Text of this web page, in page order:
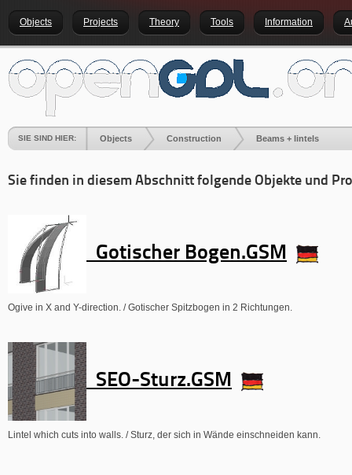
Objects Projects Theory Tools Information
SIE SIND HIER: Objects Construction Beams + lintels
Sie finden in diesem Abschnitt folgende Objekte und
Gotischer Bogen.GSM
Ogive in X and Y-direction. / Gotischer Spitzbogen in 2 Richtungen.
SEO-Sturz.GSM
Lintel which cuts into walls. / Sturz, der sich in Wände einschneiden kann.